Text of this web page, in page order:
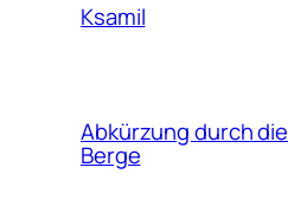
Ksamil
Abkürzung durch die
Berge